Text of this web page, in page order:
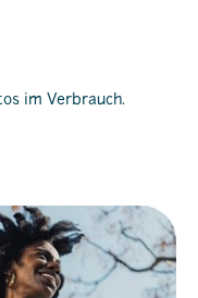
im Verbrauch.